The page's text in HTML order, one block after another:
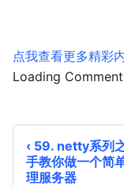
点我查看更多精彩
Loading
59. netty系列
手教你做一个简
理服务器